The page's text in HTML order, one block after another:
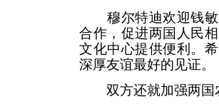
穆尔特迪欢迎钱敏
合作，促进两国人民
文化中心提供便利。
深厚友谊最好的见证。
双方还就加强两国